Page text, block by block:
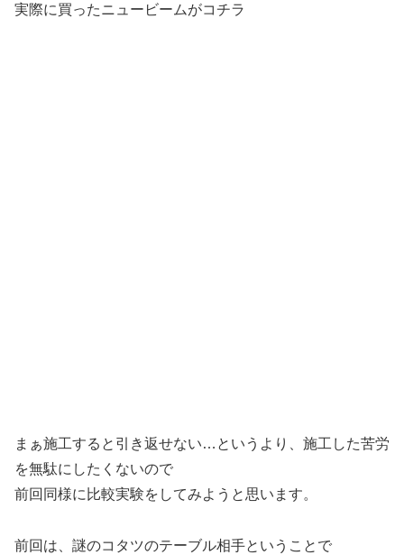
実際に買ったニュービームがコチラ
まぁ施工すると引き返せない…というより、施工した苦労
を無駄にしたくないので
前回同様に比較実験をしてみようと思います。
前回は、謎のコタツのテーブル相手ということで